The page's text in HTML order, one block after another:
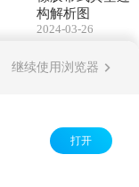
构解析图
2024-03-26
继续使用浏览器
打开